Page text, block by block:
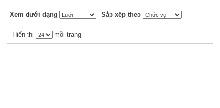
Xem dưới dạng Sắp xếp theo
Hiển thị mỗi trang